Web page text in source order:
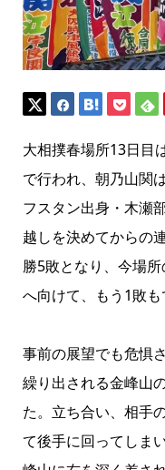
大相撲春場所13日目
で行われ、朝乃山関
フスタン出身・木瀬
越しを決めてからの
勝5敗となり、今場
へ向けて、もう1敗も
事前の展望でも危惧
繰り出される金峰山
た。立ち合い、相手
て後手に回ってしま